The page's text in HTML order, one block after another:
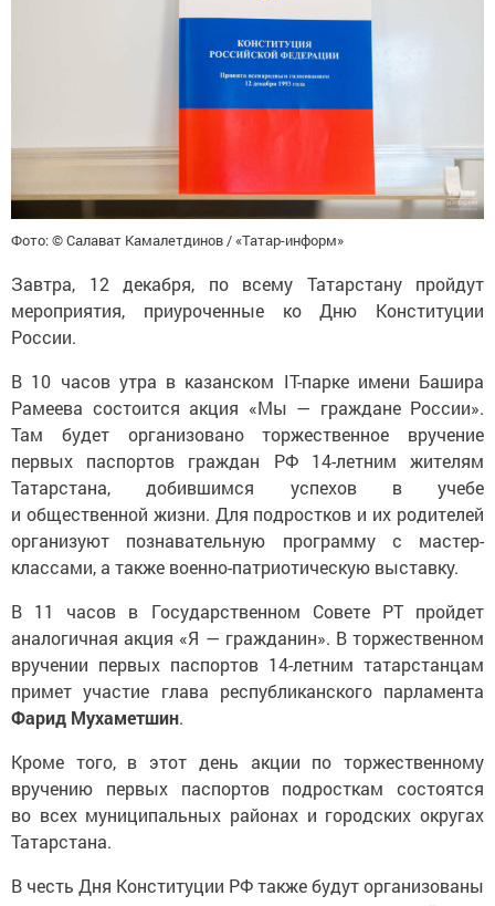
Фото: © Салават Камалетдинов / «Татар-информ»
Завтра, 12 декабря, по всему Татарстану пройдут
мероприятия, приуроченные ко Дню Конституции
России.
В 10 часов утра в казанском IT-парке имени Башира
Рамеева состоится акция «Мы — граждане России».
Там будет организовано торжественное вручение
первых паспортов граждан РФ 14-летним жителям
Татарстана, добившимся успехов в учебе
и общественной жизни. Для подростков и их родителей
организуют познавательную программу с мастер-
классами, а также военно-патриотическую выставку.
В 11 часов в Государственном Совете РТ пройдет
аналогичная акция «Я — гражданин». В торжественном
вручении первых паспортов 14-летним татарстанцам
примет участие глава республиканского парламента
Фарид Мухаметшин.
Кроме того, в этот день акции по торжественному
вручению первых паспортов подросткам состоятся
во всех муниципальных районах и городских округах
Татарстана.
В честь Дня Конституции РФ также будут организованы